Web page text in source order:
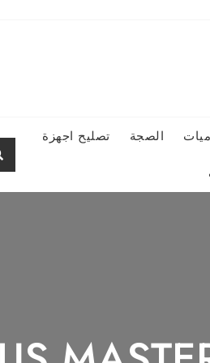
الصجة تصليح اجهزة
THE
THE